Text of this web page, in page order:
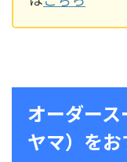
オーダー
ヤマ）を